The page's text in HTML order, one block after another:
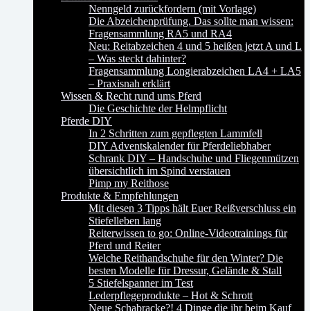
Nenngeld zurückfordern (mit Vorlage)
Die Abzeichenprüfung. Das sollte man wissen:
Fragensammlung RA5 und RA4
Neu: Reitabzeichen 4 und 5 heißen jetzt A und L
– Was steckt dahinter?
Fragensammlung Longierabzeichen LA4 + LA5
– Praxisnah erklärt
Wissen & Recht rund ums Pferd
Die Geschichte der Helmpflicht
Pferde DIY
In 2 Schritten zum gepflegten Lammfell
DIY Adventskalender für Pferdeliebhaber
Schrank DIY – Handschuhe und Fliegenmützen
übersichtlich im Spind verstauen
Pimp my Reithose
Produkte & Empfehlungen
Mit diesen 3 Tipps hält Euer Reißverschluss ein
Stiefelleben lang
Reiterwissen to go: Online-Videotrainings für
Pferd und Reiter
Welche Reithandschuhe für den Winter? Die
besten Modelle für Dressur, Gelände & Stall
5 Stiefelspanner im Test
Lederpflegeprodukte – Hot & Schrott
Neue Schabracke?! 4 Dinge die ihr beim Kauf